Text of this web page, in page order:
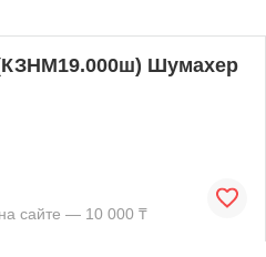
Шумахер
сайте — 10 000 ₸